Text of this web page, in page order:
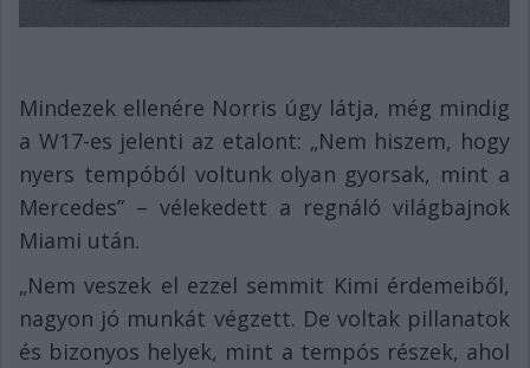
Mindezek ellenére Norris úgy látja, még mindig
a W17-es jelenti az etalont: „Nem hiszem, hogy
nyers tempóból voltunk olyan gyorsak, mint a
Mercedes” – vélekedett a regnáló világbajnok
Miami után.
„Nem veszek el ezzel semmit Kimi érdemeiből,
nagyon jó munkát végzett. De voltak pillanatok
és bizonyos helyek, mint a tempós részek, ahol